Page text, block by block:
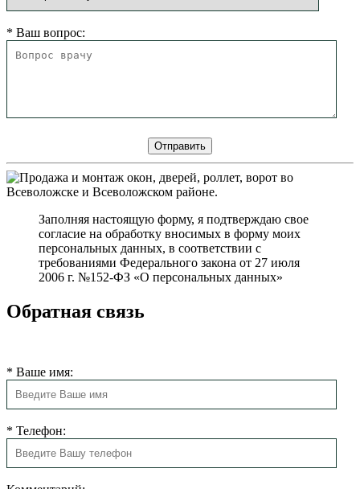
* Ваш вопрос:
Заполняя настоящую форму, я подтверждаю свое
согласие на обработку вносимых в форму моих
персональных данных, в соответствии с
требованиями Федерального закона от 27 июля
2006 г. №152-ФЗ «О персональных данных»
Обратная связь
* Ваше имя:
* Телефон: